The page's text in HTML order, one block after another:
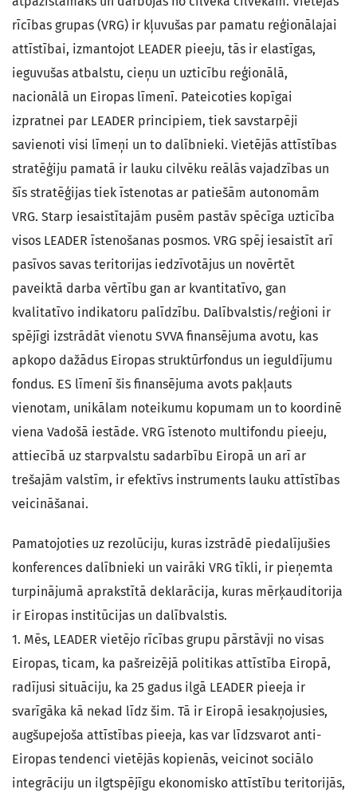
rīcības grupas (VRG) ir kļuvušas par pamatu reģionālajai
attīstībai, izmantojot LEADER pieeju, tās ir elastīgas,
ieguvušas atbalstu, cieņu un uzticību reģionālā,
nacionālā un Eiropas līmenī. Pateicoties kopīgai
izpratnei par LEADER principiem, tiek savstarpēji
savienoti visi līmeņi un to dalībnieki. Vietējās attīstības
stratēģiju pamatā ir lauku cilvēku reālās vajadzības un
šīs stratēģijas tiek īstenotas ar patiešām autonomām
VRG. Starp iesaistītajām pusēm pastāv spēcīga uzticība
visos LEADER īstenošanas posmos. VRG spēj iesaistīt arī
pasīvos savas teritorijas iedzīvotājus un novērtēt
paveiktā darba vērtību gan ar kvantitatīvo, gan
kvalitatīvo indikatoru palīdzību. Dalībvalstis/reģioni ir
spējīgi izstrādāt vienotu SVVA finansējuma avotu, kas
apkopo dažādus Eiropas struktūrfondus un ieguldījumu
fondus. ES līmenī šis finansējuma avots pakļauts
vienotam, unikālam noteikumu kopumam un to koordinē
viena Vadošā iestāde. VRG īstenoto multifondu pieeju,
attiecībā uz starpvalstu sadarbību Eiropā un arī ar
trešajām valstīm, ir efektīvs instruments lauku attīstības
veicināšanai.
Pamatojoties uz rezolūciju, kuras izstrādē piedalījušies
konferences dalībnieki un vairāki VRG tīkli, ir pieņemta
turpinājumā aprakstītā deklarācija, kuras mērķauditorija
ir Eiropas institūcijas un dalībvalstis.
1. Mēs, LEADER vietējo rīcības grupu pārstāvji no visas
Eiropas, ticam, ka pašreizējā politikas attīstība Eiropā,
radījusi situāciju, ka 25 gadus ilgā LEADER pieeja ir
svarīgāka kā nekad līdz šim. Tā ir Eiropā iesakņojusies,
augšupejoša attīstības pieeja, kas var līdzsvarot anti-
Eiropas tendenci vietējās kopienās, veicinot sociālo
integrāciju un ilgtspējīgu ekonomisko attīstību teritorijās,